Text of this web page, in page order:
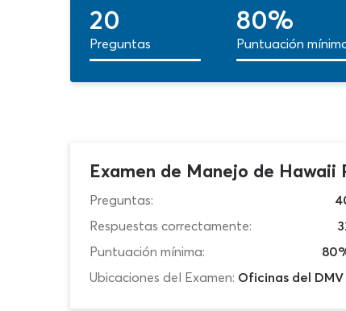
Aprovecha al máximo este sensacional
automática y funciones especiales de
20
Preguntas
80%
Puntuación
Examen de Manejo de Hawaii
Preguntas:
Respuestas correctamente:
Puntuación mínima:
Ubicaciones del Examen: Oficinas del DMV